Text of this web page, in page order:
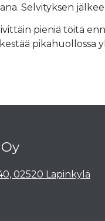
Selvityksen
pieniä töitä
pikahuollossa
02520 Lapinkylä